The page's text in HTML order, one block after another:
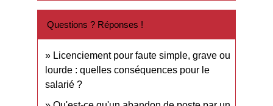
Questions ? Réponses !
Licenciement pour faute simple, grave ou
lourde : quelles conséquences pour le
salarié ?